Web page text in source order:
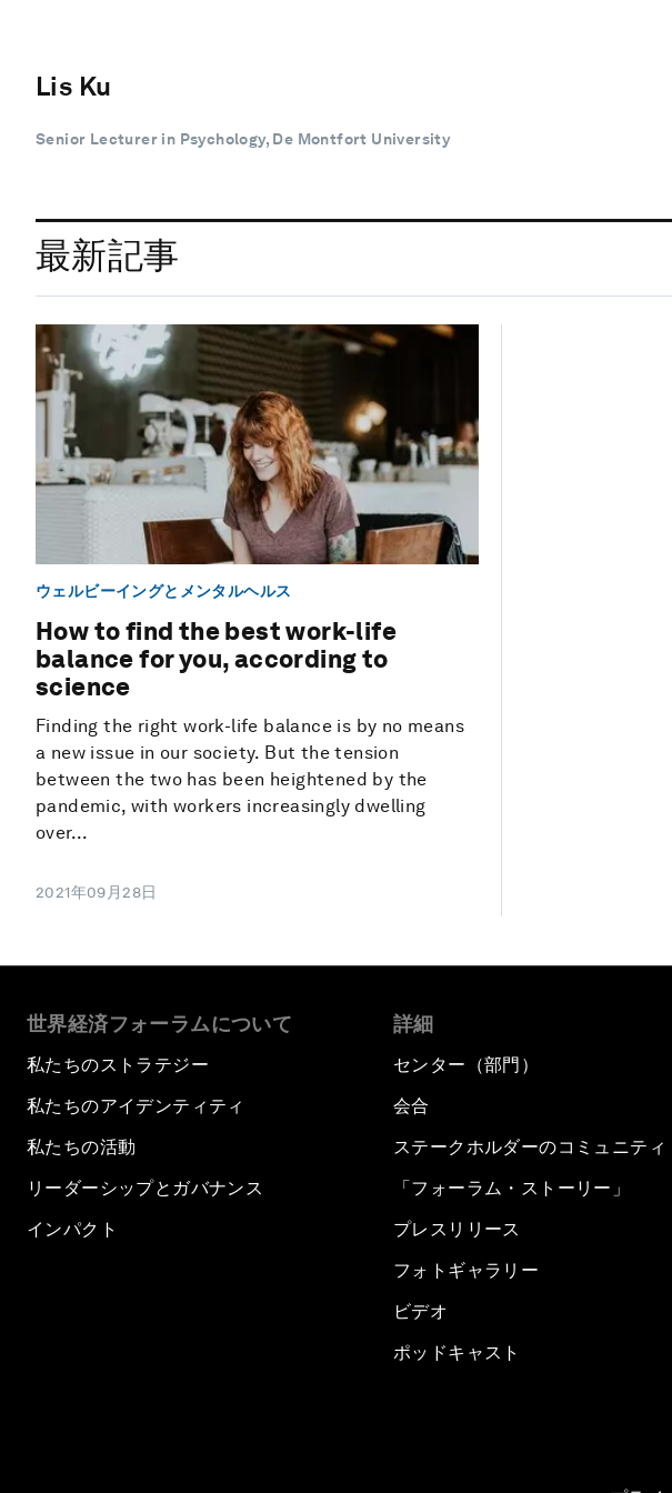
Lis Ku
Senior Lecturer in Psychology, De Montfort University
最新記事
ウェルビーイングとメンタルヘルス
How to find the best work-life
balance for you, according to
science
Finding the right work-life balance is by no means
a new issue in our society. But the tension
between the two has been heightened by the
pandemic, with workers increasingly dwelling
over...
2021年09月28日
世界経済フォーラムについて
私たちのストラテジー
私たちのアイデンティティ
私たちの活動
リーダーシップとガバナンス
インパクト
詳細
センター（部門）
会合
ステークホルダーのコミュニティ
「フォーラム・ストーリー」
プレスリリース
フォトギャラリー
ビデオ
ポッドキャスト